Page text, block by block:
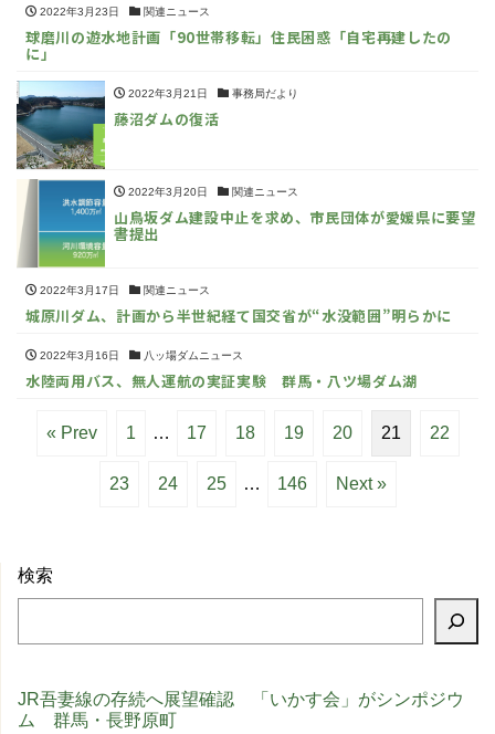
2022年3月23日 関連ニュース
球磨川の遊水地計画「90世帯移転」住民困惑「自宅再建したの
に」
2022年3月21日 事務局だより
藤沼ダムの復活
2022年3月20日 関連ニュース
山鳥坂ダム建設中止を求め、市民団体が愛媛県に要望
書提出
2022年3月17日 関連ニュース
城原川ダム、計画から半世紀経て国交省が“水没範囲”明らかに
2022年3月16日 八ッ場ダムニュース
水陸両用バス、無人運航の実証実験 群馬・八ツ場ダム湖
« Prev 1 … 17 18 19 20 21 22
23 24 25 … 146 Next »
検索
JR吾妻線の存続へ展望確認 「いかす会」がシンポジウ
ム 群馬・長野原町